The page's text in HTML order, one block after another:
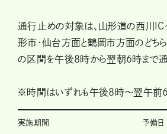
通行止めの対象は、山形道の西川IC
形市・仙台方面と鶴岡市方面のどちら
の区間を午後8時から翌朝6時まで通
※時間はいずれも午後8時～翌午前
実施期間 予備日